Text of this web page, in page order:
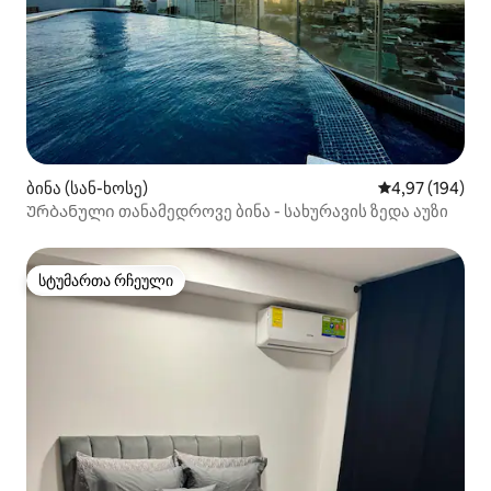
ბინა (სან-ხოსე) საშუალო
4,97 (194)
Ურბანული თანამედროვე ბინა - სახურავის ზედა აუზი
სტუმართა რჩეული
სტუმართა რჩეული